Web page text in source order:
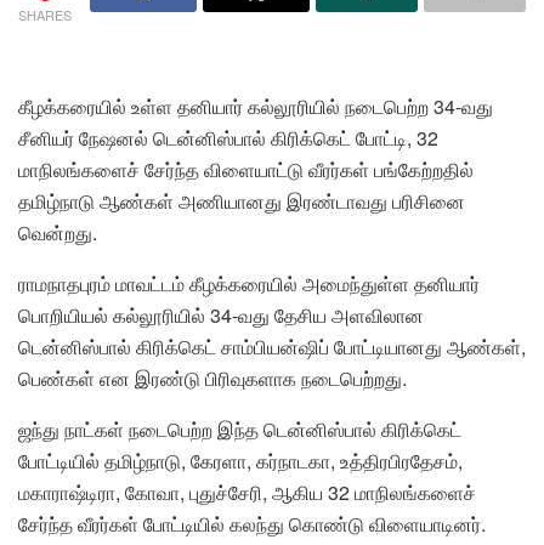
SHARES
கீழக்கரையில் உள்ள தனியார் கல்லூரியில் நடைபெற்ற 34-வது
சீனியர் நேஷனல் டென்னிஸ்பால் கிரிக்கெட் போட்டி, 32
மாநிலங்களைச் சேர்ந்த விளையாட்டு வீரர்கள் பங்கேற்றதில்
தமிழ்நாடு ஆண்கள் அணியானது இரண்டாவது பரிசினை
வென்றது.
ராமநாதபுரம் மாவட்டம் கீழக்கரையில் அமைந்துள்ள தனியார்
பொறியியல் கல்லூரியில் 34-வது தேசிய அளவிலான
டென்னிஸ்பால் கிரிக்கெட் சாம்பியன்ஷிப் போட்டியானது ஆண்கள்,
பெண்கள் என இரண்டு பிரிவுகளாக நடைபெற்றது.
ஜந்து நாட்கள் நடைபெற்ற இந்த டென்னிஸ்பால் கிரிக்கெட்
போட்டியில் தமிழ்நாடு, கேரளா, கர்நாடகா, உத்திரபிரதேசம்,
மகாராஷ்டிரா, கோவா, புதுச்சேரி, ஆகிய 32 மாநிலங்களைச்
சேர்ந்த வீரர்கள் போட்டியில் கலந்து கொண்டு விளையாடினர்.